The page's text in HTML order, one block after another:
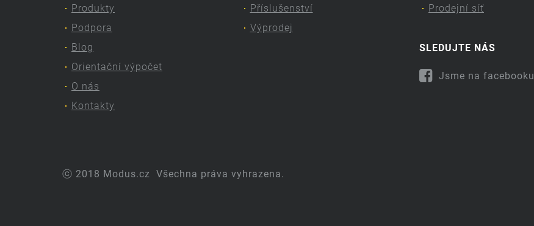
Produkty
Podpora
Blog
Orientační výpočet
O nás
Kontakty
Příslušenství
Výprodej
Prodejní síť
SLEDUJTE NÁS
Jsme na facebooku
ⓒ 2018 Modus.cz Všechna práva vyhrazena.